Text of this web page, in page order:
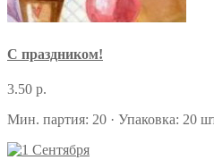
С праздником!
3.50 р.
Мин. партия: 20 · Упаковка: 20